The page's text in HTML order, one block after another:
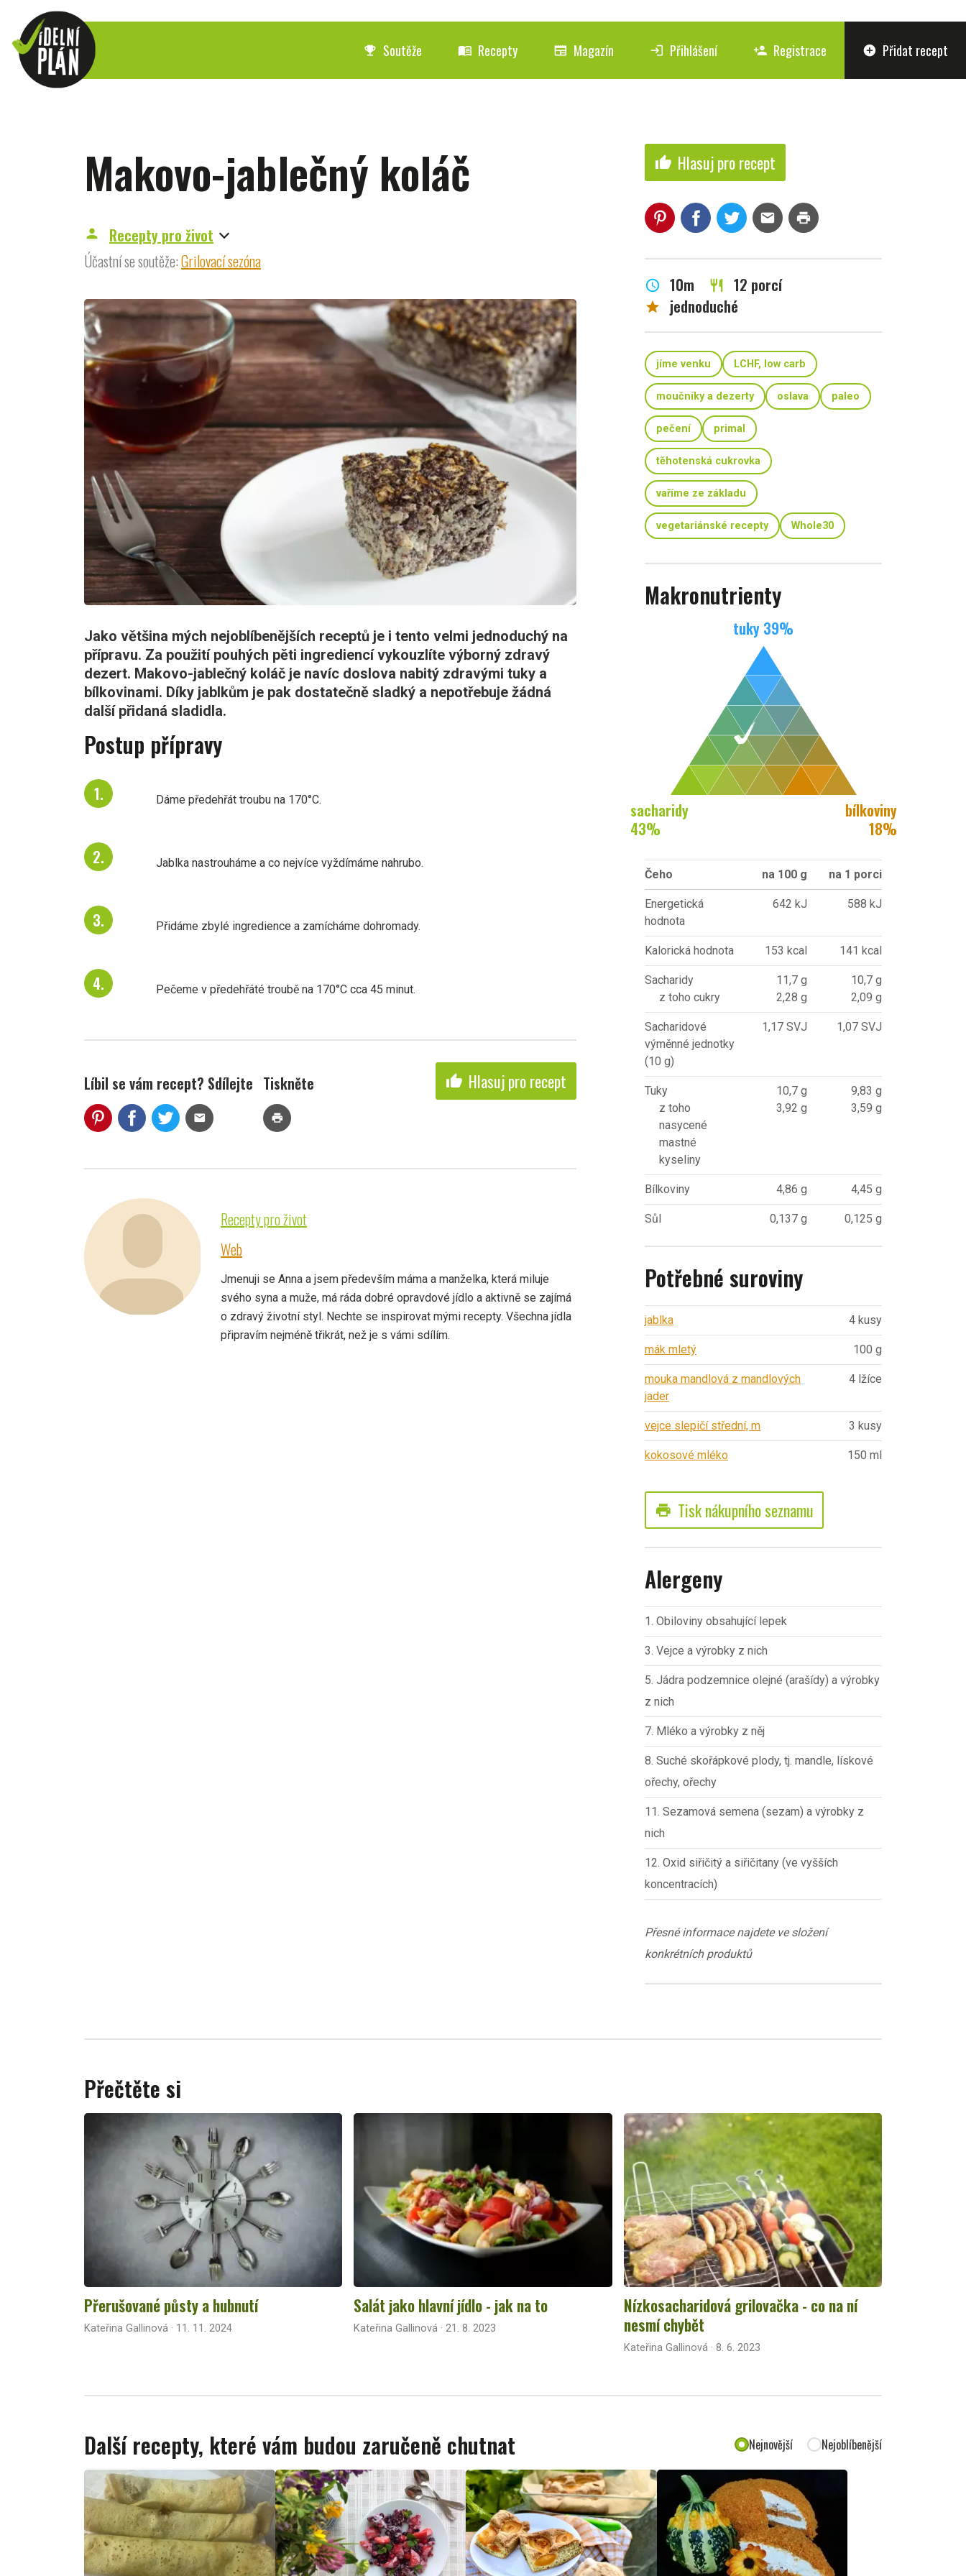
emoji_events Soutěže menu_book Recepty newspaper Magazín login Přihlášení person_add Registrace add_circle Přidat recept
Makovo-jablečný koláč
person
Recepty pro život
Účastní se soutěže:Grilovací sezóna
Jako většina mých nejoblíbenějších receptů je i tento velmi jednoduchý na
přípravu. Za použití pouhých pěti ingrediencí vykouzlíte výborný zdravý
dezert. Makovo-jablečný koláč je navíc doslova nabitý zdravými tuky a
bílkovinami. Díky jablkům je pak dostatečně sladký a nepotřebuje žádná
další přidaná sladidla.
Postup přípravy
Dáme předehřát troubu na 170°C.
Jablka nastrouháme a co nejvíce vyždímáme nahrubo.
Přidáme zbylé ingredience a zamícháme dohromady.
Pečeme v předehřáté troubě na 170°C cca 45 minut.
Líbil se vám recept? Sdílejte
mail
Tiskněte
print
thumb_up Hlasuj pro recept
Recepty pro život
Web
Jmenuji se Anna a jsem především máma a manželka, která miluje
svého syna a muže, má ráda dobré opravdové jídlo a aktivně se zajímá
o zdravý životní styl. Nechte se inspirovat mými recepty. Všechna jídla
připravím nejméně třikrát, než je s vámi sdílím.
thumb_up Hlasuj pro recept
mail print
schedule 10m restaurant 12 porcí
star jednoduché
jíme venku LCHF, low carb
moučníky a dezerty oslava paleo
pečení primal
těhotenská cukrovka
vaříme ze základu
vegetariánské recepty Whole30
Makronutrienty
tuky 39%
sacharidy
43%
bílkoviny
18%
Čeho na 100 g na 1 porci
Energetická
hodnota
642 kJ 588 kJ
Kalorická hodnota 153 kcal 141 kcal
Sacharidy
z toho cukry
11,7 g
2,28 g
10,7 g
2,09 g
Sacharidové
výměnné jednotky
(10 g)
1,17 SVJ 1,07 SVJ
Tuky
z toho
nasycené
mastné
kyseliny
10,7 g
3,92 g
9,83 g
3,59 g
Bílkoviny 4,86 g 4,45 g
Sůl 0,137 g 0,125 g
Potřebné suroviny
jablka 4 kusy
mák mletý 100 g
mouka mandlová z mandlových
jader
4 lžíce
vejce slepičí střední, m 3 kusy
kokosové mléko 150 ml
print Tisk nákupního seznamu
Alergeny
1. Obiloviny obsahující lepek
3. Vejce a výrobky z nich
5. Jádra podzemnice olejné (arašídy) a výrobky
z nich
7. Mléko a výrobky z něj
8. Suché skořápkové plody, tj. mandle, lískové
ořechy, ořechy
11. Sezamová semena (sezam) a výrobky z
nich
12. Oxid siřičitý a siřičitany (ve vyšších
koncentracích)
Přesné informace najdete ve složení
konkrétních produktů
Přečtěte si
Přerušované půsty a hubnutí
Kateřina Gallinová · 11. 11. 2024
Salát jako hlavní jídlo - jak na to
Kateřina Gallinová · 21. 8. 2023
Nízkosacharidová grilovačka - co na ní
nesmí chybět
Kateřina Gallinová · 8. 6. 2023
Další recepty, které vám budou zaručeně chutnat Nejnovější Nejoblíbenější